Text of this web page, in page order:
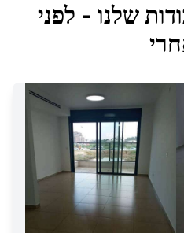
שלנו - לפני